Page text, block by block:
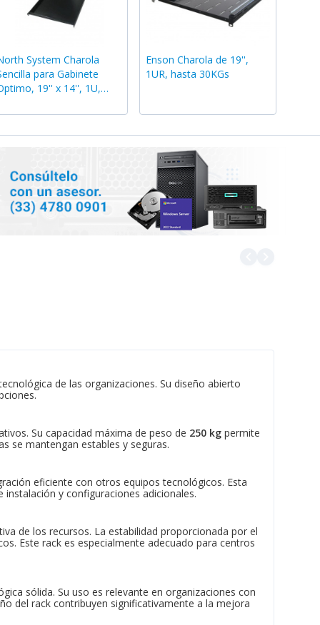
System Charola
para Gabinete
19'' x 14'', 1U,
Enson Charola de 19'',
1UR, hasta 30KGs
de las organizaciones. Su diseño abierto
Su capacidad máxima de peso de 250 kgpermite
se mantengan estables y seguras.
eficiente con otros equipos tecnológicos. Esta
y configuraciones adicionales.
de los recursos. La estabilidad proporcionada por el
Este rack es especialmente adecuado para centros
sólida. Su uso es relevante en organizaciones con
del rack contribuyen significativamente a la mejora